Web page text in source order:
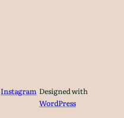
Instagram Designed with
WordPress